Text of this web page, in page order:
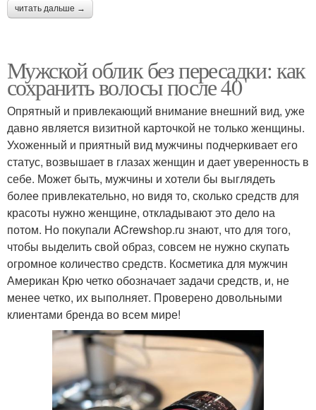
читать дальше →
Мужской облик без пересадки: как
сохранить волосы после 40
Опрятный и привлекающий внимание внешний вид, уже
давно является визитной карточкой не только женщины.
Ухоженный и приятный вид мужчины подчеркивает его
статус, возвышает в глазах женщин и дает уверенность в
себе. Может быть, мужчины и хотели бы выглядеть
более привлекательно, но видя то, сколько средств для
красоты нужно женщине, откладывают это дело на
потом. Но покупали ACrewshop.ru знают, что для того,
чтобы выделить свой образ, совсем не нужно скупать
огромное количество средств. Косметика для мужчин
Американ Крю четко обозначает задачи средств, и, не
менее четко, их выполняет. Проверено довольными
клиентами бренда во всем мире!